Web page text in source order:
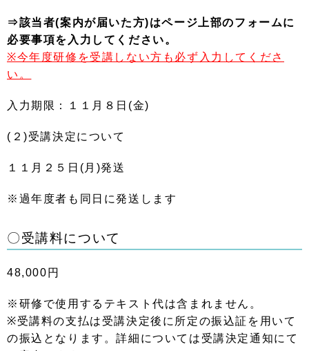
⇒該当者(案内が届いた方)はページ上部のフォームに
必要事項を入力してください。
※今年度研修を受講しない方も必ず入力してくださ
い。
入力期限：１１月８日(金)
(２)受講決定について
１１月２５日(月)発送
※過年度者も同日に発送します
〇受講料について
48,000円
※研修で使用するテキスト代は含まれません。
※受講料の支払は受講決定後に所定の振込証を用いて
の振込となります。詳細については受講決定通知にて